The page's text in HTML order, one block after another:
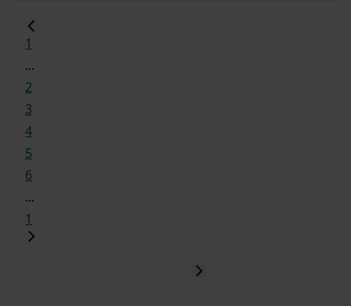
1
...
2
3
4
5
6
...
1